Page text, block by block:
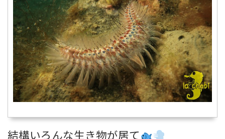
結構いろんな生き物が居て